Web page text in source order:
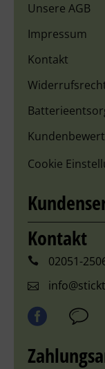
Unsere AGB
Impressum
Kontakt
Cookie
Kontakt
02051-